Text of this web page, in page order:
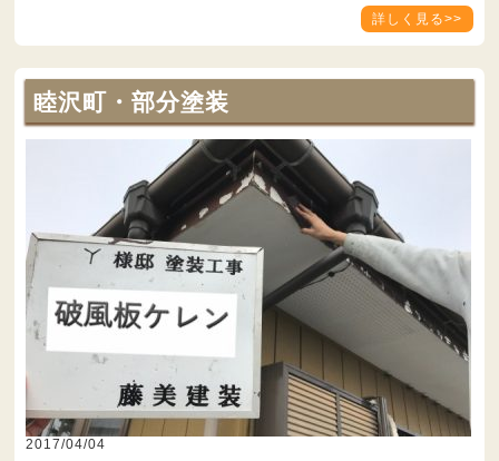
詳しく見る>>
睦沢町・部分塗装
2017/04/04